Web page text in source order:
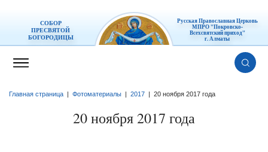
СОБОР
ПРЕСВЯТОЙ
БОГОРОДИЦЫ
Русская Православная Церковь
МПРО "Покровско-
Всехсвятский приход"
г. Алматы
Главная страница Фотоматериалы 2017 20 ноября 2017 года
20 ноября 2017 года